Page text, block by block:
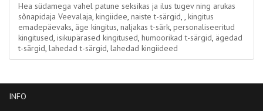
Hea südamega vahel patune seksikas ja ilus tugev ning arukas
sõnapidaja Veevalaja, kingiidee, naiste t-särgid, , kingitus
emadepäevaks, äge kingitus, naljakas t-särk, personaliseeritud
kingitused, isikupärased kingitused, humoorikad t-särgid, ägedad
t-särgid, lahedad t-särgid, lahedad kingiideed
INFO